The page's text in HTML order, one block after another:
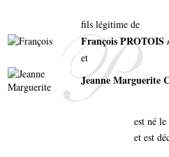
fils légitime de
François PROTOIS
et
Jeanne Marguerite
est né
et est